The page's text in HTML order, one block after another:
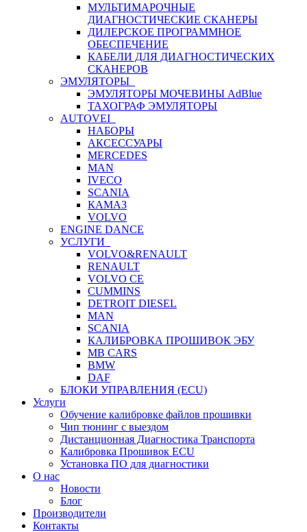
МУЛЬТИМАРОЧНЫЕ
ДИАГНОСТИЧЕСКИЕ СКАНЕРЫ
ДИЛЕРСКОЕ ПРОГРАММНОЕ
ОБЕСПЕЧЕНИЕ
КАБЕЛИ ДЛЯ ДИАГНОСТИЧЕСКИХ
СКАНЕРОВ
ЭМУЛЯТОРЫ
ЭМУЛЯТОРЫ МОЧЕВИНЫ АdBlue
ТАХОГРАФ ЭМУЛЯТОРЫ
AUTOVEI
НАБОРЫ
АКСЕССУАРЫ
MERCEDES
MAN
IVECO
SCANIA
КАМАЗ
VOLVO
ENGINE DANCE
УСЛУГИ
VOLVO&RENAULT
RENAULT
VOLVO CE
CUMMINS
DETROIT DIESEL
MAN
SCANIA
КАЛИБРОВКА ПРОШИВОК ЭБУ
MB CARS
BMW
DAF
БЛОКИ УПРАВЛЕНИЯ (ECU)
Услуги
Обучение калибровке файлов прошивки
Чип тюнинг с выездом
Дистанционная Диагностика Транспорта
Калибровка Прошивок ECU
Установка ПО для диагностики
О нас
Новости
Блог
Производители
Контакты